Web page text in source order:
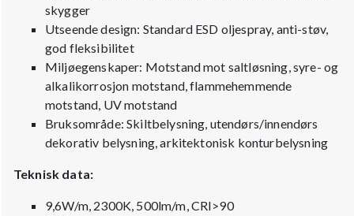
skygger
Utseende design: Standard ESD oljespray, anti-støv,
god fleksibilitet
Miljøegenskaper: Motstand mot saltløsning, syre- og
alkalikorrosjon motstand, flammehemmende
motstand, UV motstand
Bruksområde: Skiltbelysning, utendørs/innendørs
dekorativ belysning, arkitektonisk konturbelysning
Teknisk data:
9,6W/m, 2300K, 500lm/m, CRI>90